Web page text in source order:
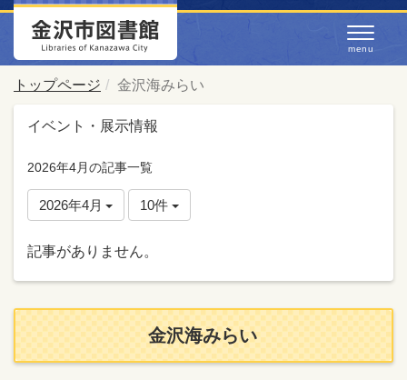
トップページ 金沢海みらい
イベント・展示情報
2026年4月の記事一覧
2026年4月 10件
記事がありません。
金沢海みらい